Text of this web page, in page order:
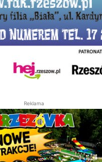
Reklama